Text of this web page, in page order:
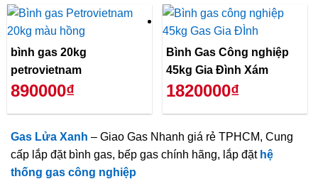
bình gas 20kg
petrovietnam
890000₫
Bình Gas Công nghiệp
45kg Gia Đình Xám
1820000₫
Gas Lửa Xanh – Giao Gas Nhanh giá rẻ TPHCM, Cung
cấp lắp đặt bình gas, bếp gas chính hãng, lắp đặt hệ
thống gas công nghiệp